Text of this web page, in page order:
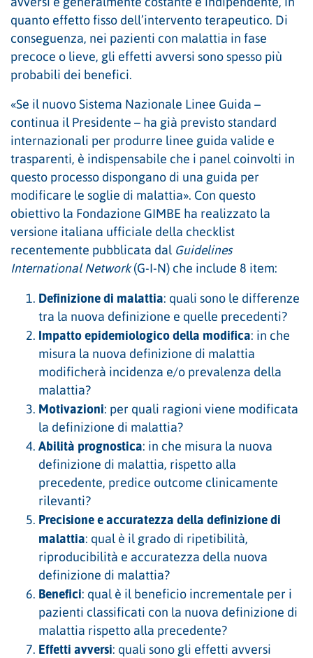
quanto effetto fisso dell’intervento terapeutico. Di
conseguenza, nei pazienti con malattia in fase
precoce o lieve, gli effetti avversi sono spesso più
probabili dei benefici.
«Se il nuovo Sistema Nazionale Linee Guida –
continua il Presidente – ha già previsto standard
internazionali per produrre linee guida valide e
trasparenti, è indispensabile che i panel coinvolti in
questo processo dispongano di una guida per
modificare le soglie di malattia». Con questo
obiettivo la Fondazione GIMBE ha realizzato la
versione italiana ufficiale della checklist
recentemente pubblicata dal Guidelines
International Network(G-I-N) che include 8 item:
Definizione di malattia: quali sono le differenze
tra la nuova definizione e quelle precedenti?
Impatto epidemiologico della modifica: in che
misura la nuova definizione di malattia
modificherà incidenza e/o prevalenza della
malattia?
Motivazioni: per quali ragioni viene modificata
la definizione di malattia?
Abilità prognostica: in che misura la nuova
definizione di malattia, rispetto alla
precedente, predice outcome clinicamente
rilevanti?
Precisione e accuratezza della definizione di
malattia: qual è il grado di ripetibilità,
riproducibilità e accuratezza della nuova
definizione di malattia?
Benefici: qual è il beneficio incrementale per i
pazienti classificati con la nuova definizione di
malattia rispetto alla precedente?
Effetti avversi: quali sono gli effetti avversi